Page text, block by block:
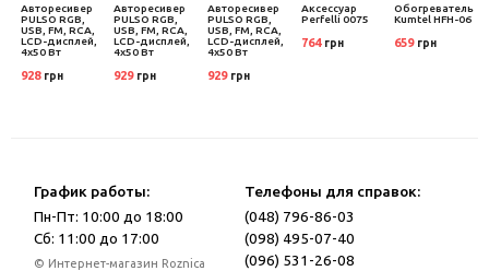
Авторесивер
PULSO RGB,
USB, FM, RCA,
LCD-дисплей,
4х50 Вт
928 грн
Авторесивер
PULSO RGB,
USB, FM, RCA,
LCD-дисплей,
4х50 Вт
929 грн
Авторесивер
PULSO RGB,
USB, FM, RCA,
LCD-дисплей,
4х50 Вт
929 грн
Аксессуар
Perfelli 0075
764 грн
Обогреватель
Kumtel HFH-06
659 грн
График работы:
Пн-Пт: 10:00 до 18:00
Сб: 11:00 до 17:00
© Интернет-магазин Roznica
Телефоны для справок:
(048) 796-86-03
(098) 495-07-40
(096) 531-26-08